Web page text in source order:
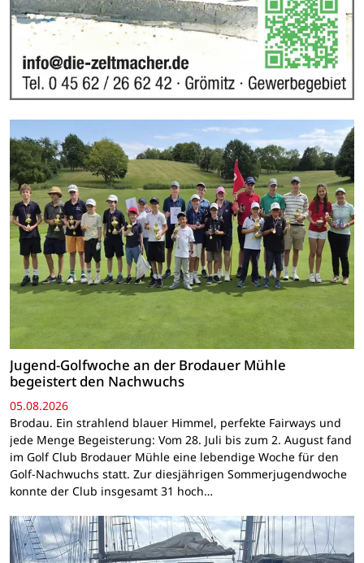
Jugend-Golfwoche an der Brodauer Mühle
begeistert den Nachwuchs
05.08.2026
Brodau. Ein strahlend blauer Himmel, perfekte Fairways und
jede Menge Begeisterung: Vom 28. Juli bis zum 2. August fand
im Golf Club Brodauer Mühle eine lebendige Woche für den
Golf-Nachwuchs statt. Zur diesjährigen Sommerjugendwoche
konnte der Club insgesamt 31 hoch…